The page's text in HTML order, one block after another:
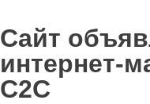
Сайт
интернет-
C2C